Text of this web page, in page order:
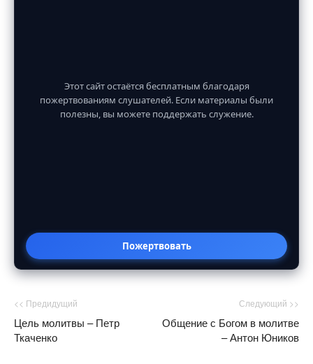
Этот сайт остаётся бесплатным благодаря
пожертвованиям слушателей. Если материалы были
полезны, вы можете поддержать служение.
Пожертвовать
<< Предидущий
Цель молитвы – Петр
Ткаченко
Следующий >>
Общение с Богом в молитве
– Антон Юников